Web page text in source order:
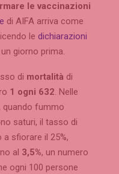
le vaccinazioni
di AIFA arriva come
le dichiarazioni
giorno prima.
di mortalità di
1 ogni 632. Nelle
quando fummo
saturi, il tasso di
sfiorare il 25%,
al 3,5%, un numero
ogni 100 persone